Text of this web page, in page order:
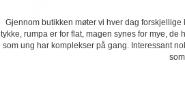
Gjennom butikken møter vi hver dag
tykke, rumpa er for flat, magen synes for mye,
som ung har komplekser på gang. Interessant